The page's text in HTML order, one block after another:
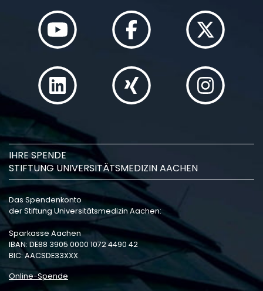
IHRE SPENDE
STIFTUNG UNIVERSITÄTSMEDIZIN AACHEN
Das Spendenkonto
der Stiftung Universitätsmedizin Aachen:
Sparkasse Aachen
IBAN: DE88 3905 0000 1072 4490 42
BIC: AACSDE33XXX
Online-Spende